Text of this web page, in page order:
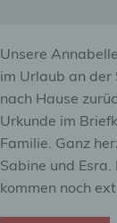
Unsere
im Urlaub an der
nach Hause
Urkunde im
Familie. Ganz
Sabine und
kommen noch